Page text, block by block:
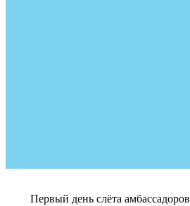
Первый день слёта амбассадоров